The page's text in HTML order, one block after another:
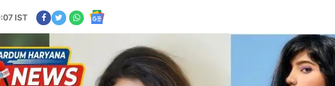
IST